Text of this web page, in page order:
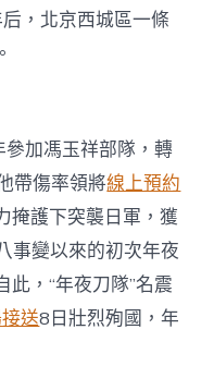
，北京西城區一條
加馮玉祥部隊，轉
帶傷率領將線上預約
掩護下突襲日軍，獲
事變以來的初次年夜
，“年夜刀隊”名震
送8日壯烈殉國，年